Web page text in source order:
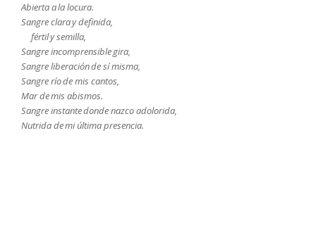
Abierta a la locura.
Sangre clara y definida,
fértil y semilla,
Sangre incomprensible gira,
Sangre liberación de sí misma,
Sangre río de mis cantos,
Mar de mis abismos.
Sangre instante donde nazco adolorida,
Nutrida de mi última presencia.